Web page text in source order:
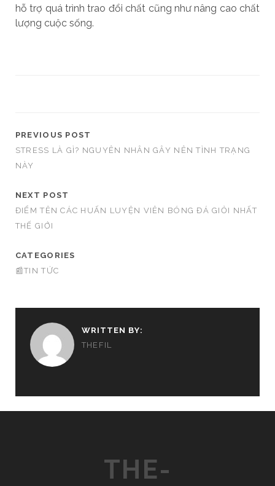
hỗ trợ quá trình trao đổi chất cũng như nâng cao chất
lượng cuộc sống.
PREVIOUS POST
STRESS LÀ GÌ? NGUYÊN NHÂN GÂY NÊN TÌNH TRẠNG
NÀY
NEXT POST
ĐIỂM TÊN CÁC HUẤN LUYỆN VIÊN BÓNG ĐÁ GIỎI NHẤT
THẾ GIỚI
CATEGORIES
📰TIN TỨC
WRITTEN BY:
THEFIL
THE-